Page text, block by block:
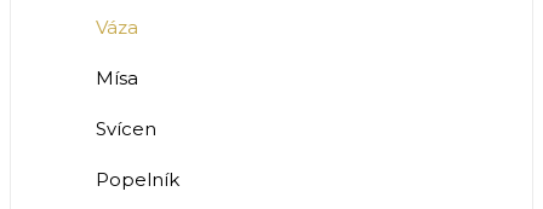
Váza
Mísa
Svícen
Popelník